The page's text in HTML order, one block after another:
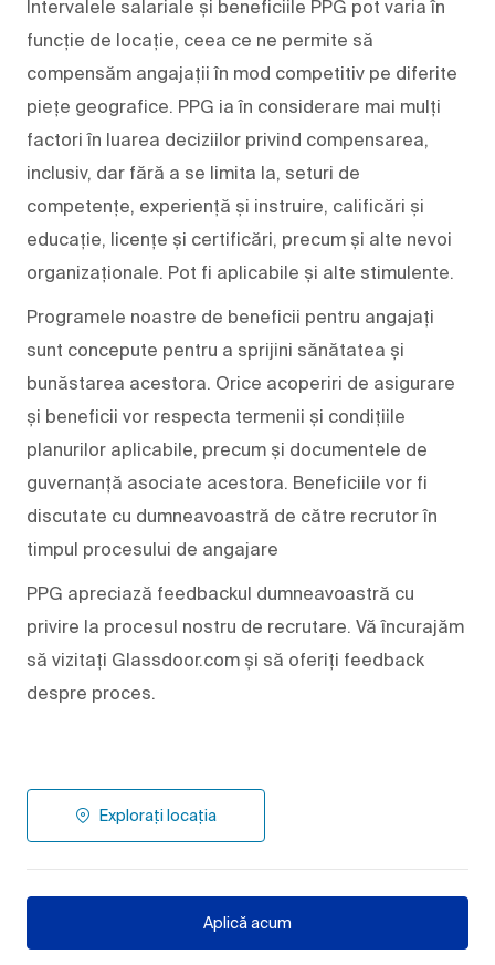
Intervalele salariale și beneficiile PPG pot varia în
funcție de locație, ceea ce ne permite să
compensăm angajații în mod competitiv pe diferite
piețe geografice. PPG ia în considerare mai mulți
factori în luarea deciziilor privind compensarea,
inclusiv, dar fără a se limita la, seturi de
competențe, experiență și instruire, calificări și
educație, licențe și certificări, precum și alte nevoi
organizaționale. Pot fi aplicabile și alte stimulente.
Programele noastre de beneficii pentru angajați
sunt concepute pentru a sprijini sănătatea și
bunăstarea acestora. Orice acoperiri de asigurare
și beneficii vor respecta termenii și condițiile
planurilor aplicabile, precum și documentele de
guvernanță asociate acestora. Beneficiile vor fi
discutate cu dumneavoastră de către recrutor în
timpul procesului de angajare
PPG apreciază feedbackul dumneavoastră cu
privire la procesul nostru de recrutare. Vă încurajăm
să vizitați Glassdoor.com și să oferiți feedback
despre proces.
Explorați locația
Aplică acum